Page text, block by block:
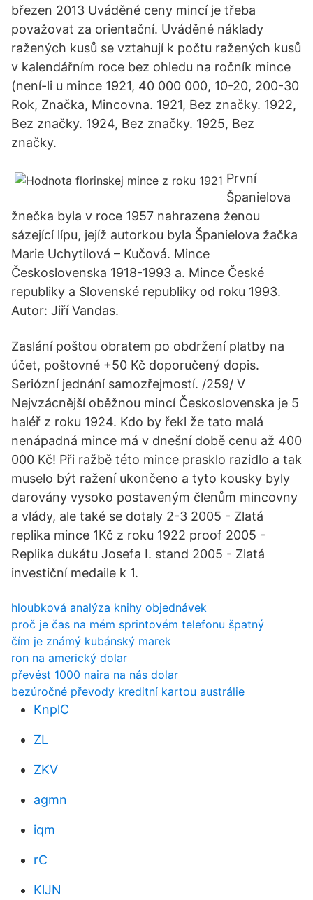
březen 2013 Uváděné ceny mincí je třeba
považovat za orientační. Uváděné náklady
ražených kusů se vztahují k počtu ražených kusů
v kalendářním roce bez ohledu na ročník mince
(není-li u mince 1921, 40 000 000, 10-20, 200-30
Rok, Značka, Mincovna. 1921, Bez značky. 1922,
Bez značky. 1924, Bez značky. 1925, Bez
značky.
První
Španielova
žnečka byla v roce 1957 nahrazena ženou
sázející lípu, jejíž autorkou byla Španielova žačka
Marie Uchytilová – Kučová. Mince
Československa 1918-1993 a. Mince České
republiky a Slovenské republiky od roku 1993.
Autor: Jiří Vandas.
Zaslání poštou obratem po obdržení platby na
účet, poštovné +50 Kč doporučený dopis.
Seriózní jednání samozřejmostí. /259/ V
Nejvzácnější oběžnou mincí Československa je 5
haléř z roku 1924. Kdo by řekl že tato malá
nenápadná mince má v dnešní době cenu až 400
000 Kč! Při ražbě této mince prasklo razidlo a tak
muselo být ražení ukončeno a tyto kousky byly
darovány vysoko postaveným členům mincovny
a vlády, ale také se dotaly 2-3 2005 - Zlatá
replika mince 1Kč z roku 1922 proof 2005 -
Replika dukátu Josefa I. stand 2005 - Zlatá
investiční medaile k 1.
hloubková analýza knihy objednávek
proč je čas na mém sprintovém telefonu špatný
čím je známý kubánský marek
ron na americký dolar
převést 1000 naira na nás dolar
bezúročné převody kreditní kartou austrálie
KnplC
ZL
ZKV
agmn
iqm
rC
KlJN